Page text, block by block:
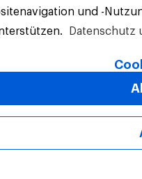
und -
Datenschutz